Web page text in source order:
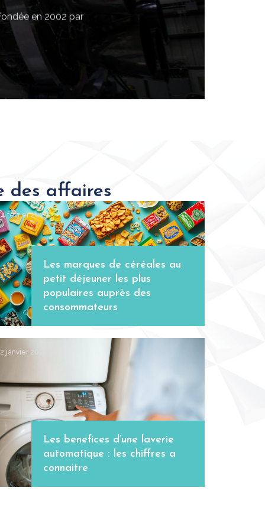
en 2002 par
de société se révèlent être un outil indispensable pour
des affaires
février 2025
Les marques de céréales au
petit déjeuner les plus
populaires auprès des
consommateurs
janvier 2024
Les benefices d’une laverie
automatique : les chiffres a
connaitre